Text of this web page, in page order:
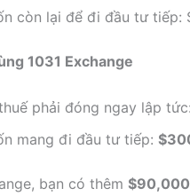
còn lại để đi đầu tư tiếp:
1031 Exchange
phải đóng ngay lập tức:
mang đi đầu tư tiếp:
bạn có thêm $90,000